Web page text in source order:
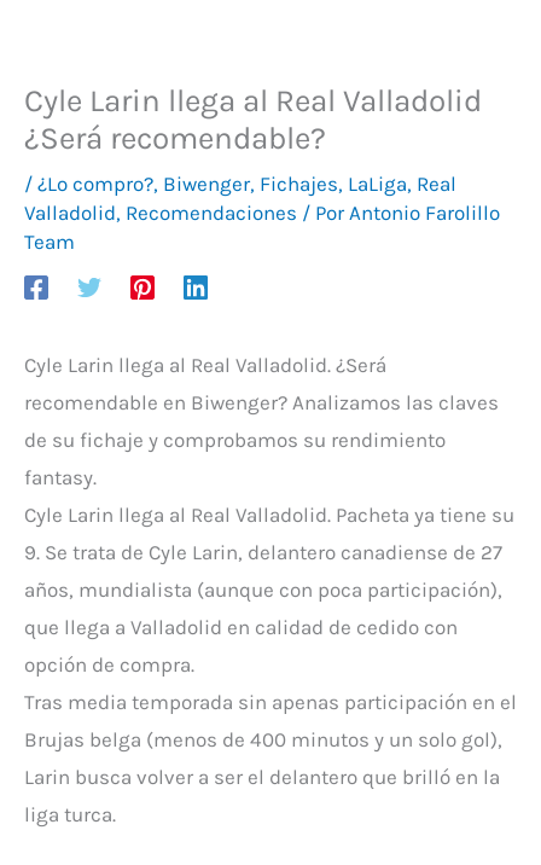
Cyle Larin llega al Real Valladolid
¿Será recomendable?
/ ¿Lo compro?, Biwenger, Fichajes, LaLiga, Real
Valladolid, Recomendaciones / Por Antonio Farolillo
Team
Cyle Larin llega al Real Valladolid. ¿Será
recomendable en Biwenger? Analizamos las claves
de su fichaje y comprobamos su rendimiento
fantasy.
Cyle Larin llega al Real Valladolid. Pacheta ya tiene su
9. Se trata de Cyle Larin, delantero canadiense de 27
años, mundialista (aunque con poca participación),
que llega a Valladolid en calidad de cedido con
opción de compra.
Tras media temporada sin apenas participación en el
Brujas belga (menos de 400 minutos y un solo gol),
Larin busca volver a ser el delantero que brilló en la
liga turca.